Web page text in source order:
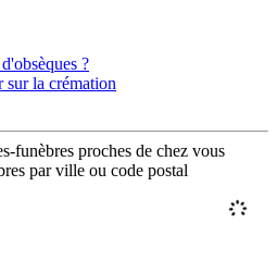
?
la crémation
funèbres proches de chez vous
par ville ou code postal